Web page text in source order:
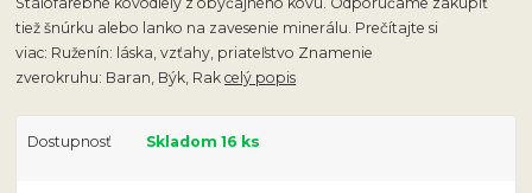
tiež šnúrku alebo lanko na zavesenie minerálu. Prečítajte si
viac: Ruženín: láska, vzťahy, priateľstvo Znamenie
zverokruhu: Baran, Býk, Rakcelý popis
Dostupnosť Skladom 16 ks